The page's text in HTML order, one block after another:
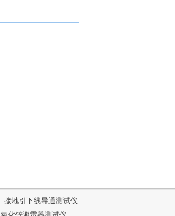
接地引下线导通测试仪